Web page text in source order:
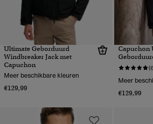
Ultimate Geborduurd
Windbreaker Jack met
Capuchon
Meer beschikbare kleuren
€129,99
Capuchon
Meer
€129,99